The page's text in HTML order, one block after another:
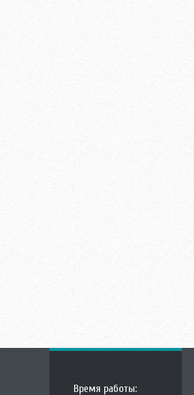
Время работы: